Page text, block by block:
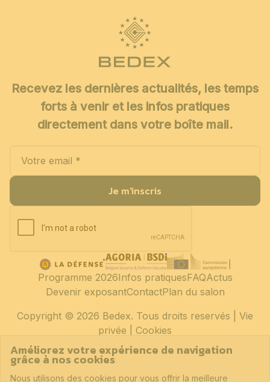
Recevez les dernières actualités, les temps
forts à venir et les infos pratiques
directement dans votre boîte mail.
Je m'inscris
Copyright © 2026 Bedex. Tous droits reservés | Vie
privée
Cookies
Programme 2026Infos pratiquesFAQActus
Devenir exposantContactPlan du salon
Améliorez votre expérience de navigation
grâce à nos cookies
Nous utilisons des cookies pour vous offrir la meilleure